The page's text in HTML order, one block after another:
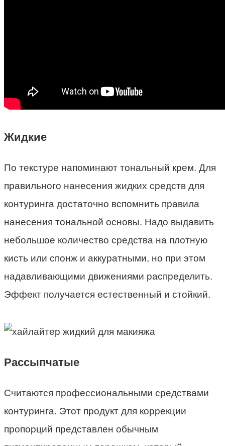
Жидкие
По текстуре напоминают тональный крем. Для
правильного нанесения жидких средств для
контуринга достаточно вспомнить правила
нанесения тональной основы. Надо выдавить
небольшое количество средства на плотную
кисть или спонж и аккуратными, но при этом
надавливающими движениями распределить.
Эффект получается естественный и стойкий.
Рассыпчатые
Считаются профессиональными средствами
контуринга. Этот продукт для коррекции
пропорций представлен обычным